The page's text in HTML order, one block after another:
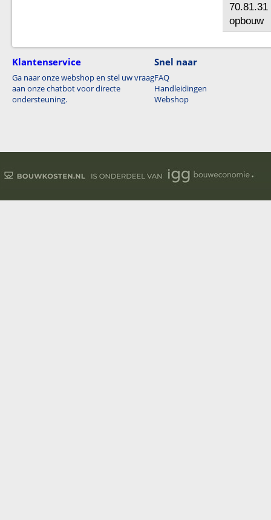
opbouw
Klantenservice
Ga naar onze webshop en stel uw vraag
aan onze chatbot voor directe
ondersteuning.
Snel naar
FAQ
Handleidingen
Webshop